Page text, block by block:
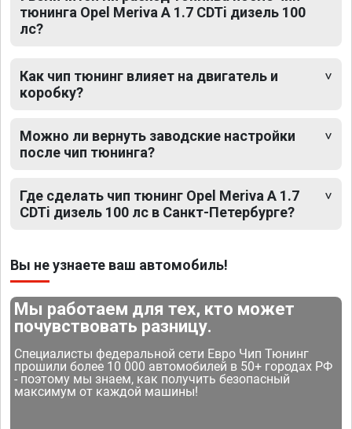
тюнинга Opel Meriva A 1.7 CDTi дизель 100
лс?
Как чип тюнинг влияет на двигатель и
коробку?
Можно ли вернуть заводские настройки
после чип тюнинга?
Где сделать чип тюнинг Opel Meriva A 1.7
CDTi дизель 100 лс в Санкт-Петербурге?
Вы не узнаете ваш автомобиль!
Мы работаем для тех, кто может
почувствовать разницу.
Специалисты федеральной сети Евро Чип Тюнинг
прошили более 10 000 автомобилей в 50+ городах РФ
- поэтому мы знаем, как получить безопасный
максимум от каждой машины!